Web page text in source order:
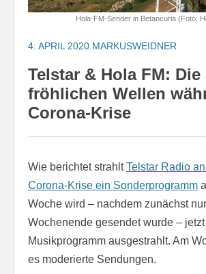
Hola-FM-Sender in Betancuria (Foto:
4. APRIL 2020 MARKUSWEIDNER
Telstar & Hola FM: Die
fröhlichen Wellen
Corona-Krise
Wie berichtet strahltTelstar Radio
Corona-Krise ein Sonderprogramm
Woche wird – nachdem zunächst
Wochenende gesendet wurde –
Musikprogramm ausgestrahlt. Am
es moderierte Sendungen.